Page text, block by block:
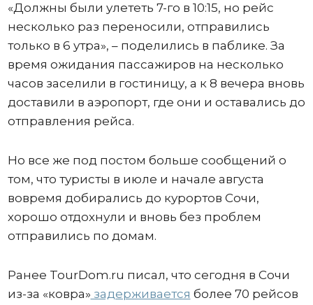
«Должны были улететь 7-го в 10:15, но рейс
несколько раз переносили, отправились
только в 6 утра», – поделились в паблике. За
время ожидания пассажиров на несколько
часов заселили в гостиницу, а к 8 вечера вновь
доставили в аэропорт, где они и оставались до
отправления рейса.
Но все же под постом больше сообщений о
том, что туристы в июле и начале августа
вовремя добирались до курортов Сочи,
хорошо отдохнули и вновь без проблем
отправились по домам.
Ранее TourDom.ru писал, что сегодня в Сочи
из-за «ковра» задерживается более 70 рейсов